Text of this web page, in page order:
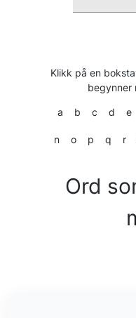
Klikk på en
begynner
a b c d e
n o p q r
Ord